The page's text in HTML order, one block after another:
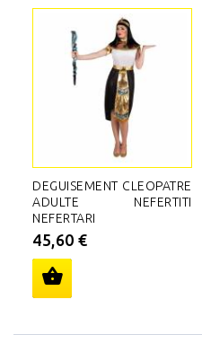
DEGUISEMENT CLEOPATRE
ADULTE NEFERTITI
NEFERTARI
45,60 €